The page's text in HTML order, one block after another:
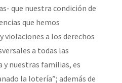
que nuestra condición de
que hemos
a los derechos
a todas las
y nuestras familias, es
la lotería”; además de